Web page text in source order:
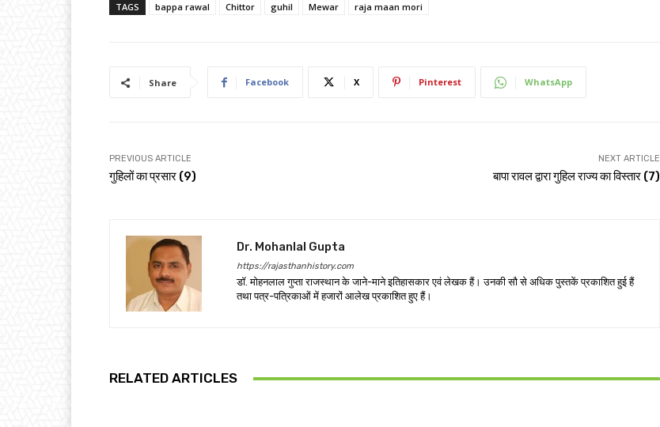
TAGS bappa rawal Chittor guhil Mewar raja maan mori
Share Facebook X Pinterest WhatsApp
PREVIOUS ARTICLE
गुहिलों का प्रसार (9)
NEXT ARTICLE
बापा रावल द्वारा गुहिल राज्य का विस्तार (7)
Dr. Mohanlal Gupta
https://rajasthanhistory.com
डॉ. मोहनलाल गुप्ता राजस्थान के जाने-माने इतिहासकार एवं लेखक हैं। उनकी सौ से अधिक पुस्तकें प्रकाशित हुई हैं
तथा पत्र-पत्रिकाओं में हजारों आलेख प्रकाशित हुए हैं।
RELATED ARTICLES